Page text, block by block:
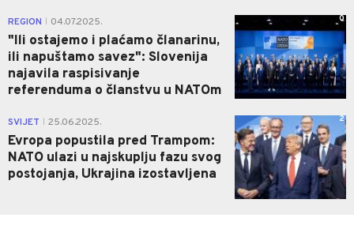
REGION 04.07.2025.
"Ili ostajemo i plaćamo članarinu,
ili napuštamo savez": Slovenija
najavila raspisivanje
referenduma o članstvu u NATOm
0
SVIJET 25.06.2025.
Evropa popustila pred Trampom:
NATO ulazi u najskuplju fazu svog
postojanja, Ukrajina izostavljena
2